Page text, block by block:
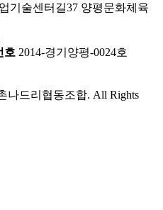
기술센터길37 양평문화체육
호 2014-경기양평-0024호
나드리협동조합. All Rights